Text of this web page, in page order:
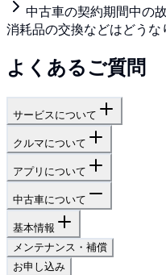
中古車の契約期間中の
消耗品の交換などはどうな
よくあるご質問
サービスについて
クルマについて
アプリについて
中古車について
基本情報
メンテナンス・補償
お申し込み